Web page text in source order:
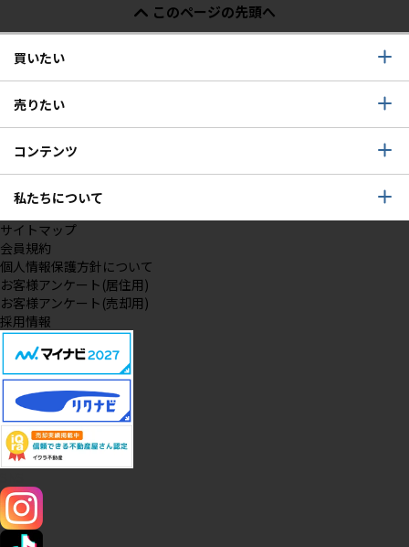
このページの先頭へ
買いたい
売りたい
コンテンツ
私たちについて
サイトマップ
会員規約
個人情報保護方針について
お客様アンケート(居住用)
お客様アンケート(売却用)
採用情報